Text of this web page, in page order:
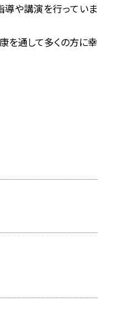
導や講演を行っていま
を通して多くの方に幸